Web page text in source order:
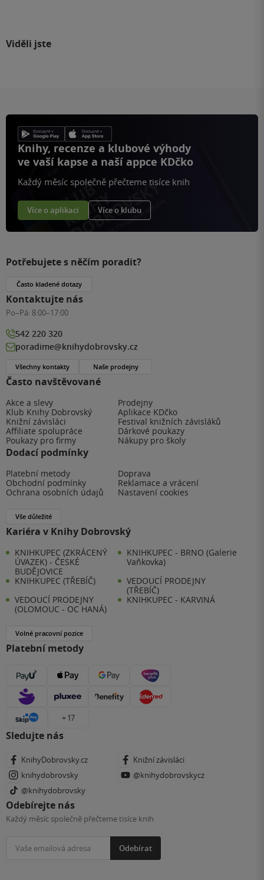
Viděli jste
Knihy, recenze a klubové výhody
ve vaší kapse a naší appce KDčko
Každý měsíc společně přečteme tisíce knih
Více o aplikaci Více o klubu
Často navštěvované
Akce a slevy
Prodejny
Klub Knihy Dobrovský
Aplikace KDčko
Knižní závisláci
Festival knižních závisláků
Affiliate spolupráce
Dárkové poukazy
Poukazy pro firmy
Nákupy pro školy
Dodací podmínky
Platební metody
Doprava
Obchodní podmínky
Reklamace a vrácení
Ochrana osobních údajů
Nastavení cookies
Vše důležité
Kariéra v Knihy Dobrovský
KNIHKUPEC (ZKRÁCENÝ
ÚVAZEK) - ČESKÉ
BUDĚJOVICE
KNIHKUPEC - BRNO (Galerie
Vaňkovka)
KNIHKUPEC (TŘEBÍČ)
VEDOUCÍ PRODEJNY
(TŘEBÍČ)
VEDOUCÍ PRODEJNY
(OLOMOUC - OC HANÁ)
KNIHKUPEC - KARVINÁ
Volné pracovní pozice
Platební metody
+ 17
Sledujte nás
KnihyDobrovsky.cz
Knižní závisláci
knihydobrovsky
@knihydobrovskycz
@knihydobrovsky
Odebírejte nás
Každý měsíc společně přečteme tisíce knih
Odebírat
Potřebujete s něčím poradit?
Často kladené dotazy
Kontaktujte nás
Po–Pá: 8:00–17:00
542 220 320
poradime@knihydobrovsky.cz
Všechny kontakty Naše prodejny